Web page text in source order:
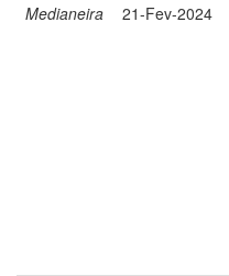
Medianeira 21-Fev-2024